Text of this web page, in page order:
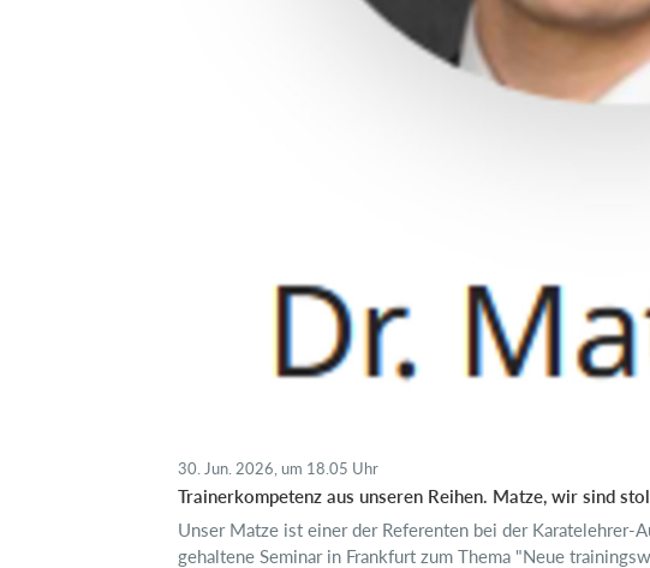
30. Jun. 2026, um 18.05 Uhr
Trainerkompetenz aus unseren Reihen. Matze, wir sind
Unser Matze ist einer der Referenten bei der Karatelehrer-
gehaltene Seminar in Frankfurt zum Thema "Neue